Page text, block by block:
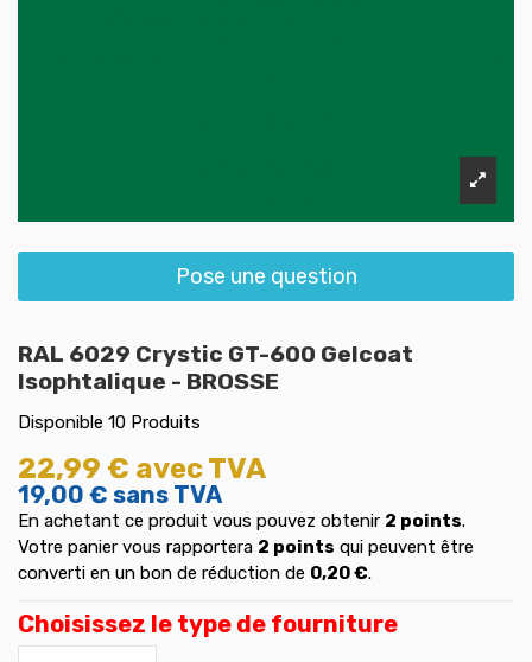
Pose une question
RAL 6029 Crystic GT-600 Gelcoat
Isophtalique - BROSSE
Disponible 10 Produits
22,99 € avec TVA
19,00 € sans TVA
En achetant ce produit vous pouvez obtenir 2 points.
Votre panier vous rapportera 2 points qui peuvent être
converti en un bon de réduction de 0,20 €.
Choisissez le type de fourniture